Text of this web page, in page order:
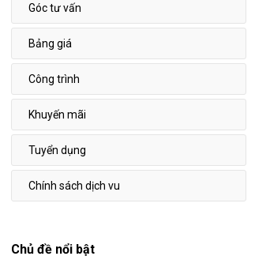
Góc tư vấn
Bảng giá
Công trình
Khuyến mãi
Tuyển dụng
Chính sách dịch vu
Chủ đề nổi bật